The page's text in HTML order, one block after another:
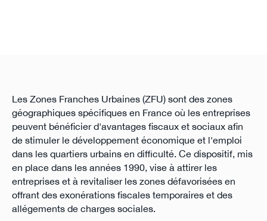
Les Zones Franches Urbaines (ZFU) sont des zones
géographiques spécifiques en France où les entreprises
peuvent bénéficier d'avantages fiscaux et sociaux afin
de stimuler le développement économique et l'emploi
dans les quartiers urbains en difficulté. Ce dispositif, mis
en place dans les années 1990, vise à attirer les
entreprises et à revitaliser les zones défavorisées en
offrant des exonérations fiscales temporaires et des
allégements de charges sociales.